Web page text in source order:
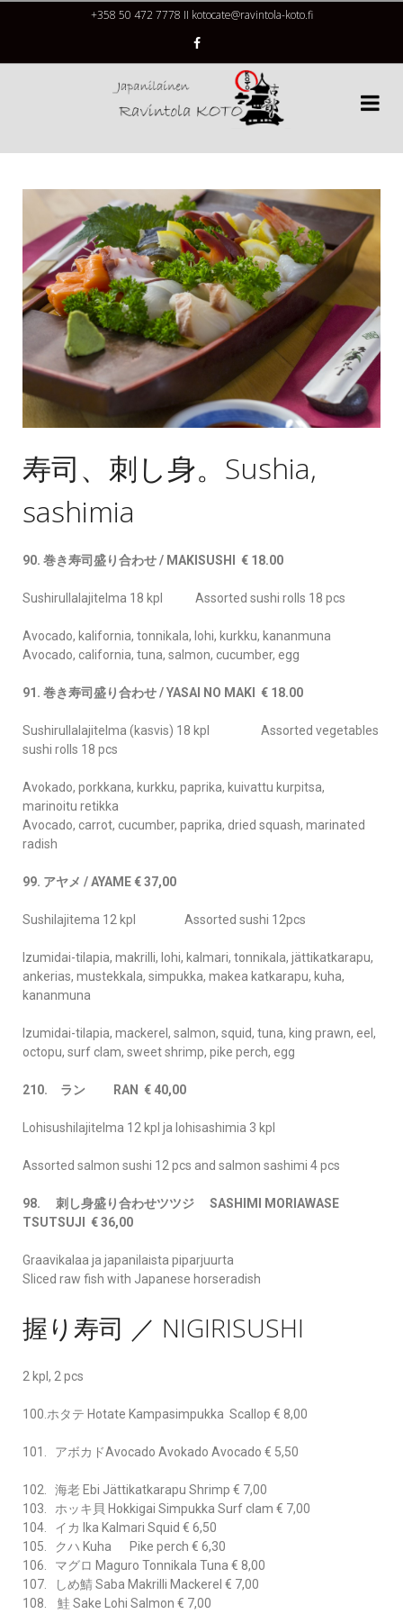
+358 50 472 7778 II kotocate@ravintola-koto.fi
寿司、刺し身。Sushia,
sashimia
90. 巻き寿司盛り合わせ / MAKISUSHI € 18.00
Sushirullalajitelma 18 kpl Assorted sushi rolls 18 pcs
Avocado, kalifornia, tonnikala, lohi, kurkku, kananmuna
Avocado, california, tuna, salmon, cucumber, egg
91. 巻き寿司盛り合わせ / YASAI NO MAKI € 18.00
Sushirullalajitelma (kasvis) 18 kpl Assorted vegetables
sushi rolls 18 pcs
Avokado, porkkana, kurkku, paprika, kuivattu kurpitsa,
marinoitu retikka
Avocado, carrot, cucumber, paprika, dried squash, marinated
radish
99. アヤメ / AYAME € 37,00
Sushilajitema 12 kpl Assorted sushi 12pcs
Izumidai-tilapia, makrilli, lohi, kalmari, tonnikala, jättikatkarapu,
ankerias, mustekkala, simpukka, makea katkarapu, kuha,
kananmuna
Izumidai-tilapia, mackerel, salmon, squid, tuna, king prawn, eel,
octopu, surf clam, sweet shrimp, pike perch, egg
210. ラン RAN € 40,00
Lohisushilajitelma 12 kpl ja lohisashimia 3 kpl
Assorted salmon sushi 12 pcs and salmon sashimi 4 pcs
98. 刺し身盛り合わせツツジ SASHIMI MORIAWASE
TSUTSUJI € 36,00
Graavikalaa ja japanilaista piparjuurta
Sliced raw fish with Japanese horseradish
握り寿司 ／ NIGIRISUSHI
2 kpl, 2 pcs
100.ホタテ Hotate Kampasimpukka Scallop € 8,00
101. アボカドAvocado Avokado Avocado € 5,50
102. 海老 Ebi Jättikatkarapu Shrimp € 7,00
103. ホッキ貝 Hokkigai Simpukka Surf clam € 7,00
104. イカ Ika Kalmari Squid € 6,50
105. クハ Kuha Pike perch € 6,30
106. マグロ Maguro Tonnikala Tuna € 8,00
107. しめ鯖 Saba Makrilli Mackerel € 7,00
108. 鮭 Sake Lohi Salmon € 7,00